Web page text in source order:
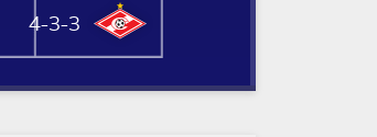
Moskau
4-3-3